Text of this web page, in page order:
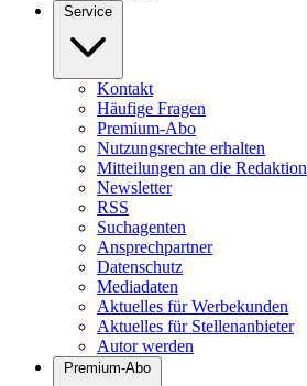
Service
Kontakt
Häufige Fragen
Premium-Abo
Nutzungsrechte erhalten
Mitteilungen an die Redaktion
Newsletter
RSS
Suchagenten
Ansprechpartner
Datenschutz
Mediadaten
Aktuelles für Werbekunden
Aktuelles für Stellenanbieter
Autor werden
Premium-Abo